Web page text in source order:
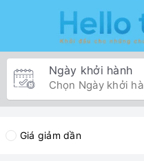
Ngày khởi hành
Giá giảm dần